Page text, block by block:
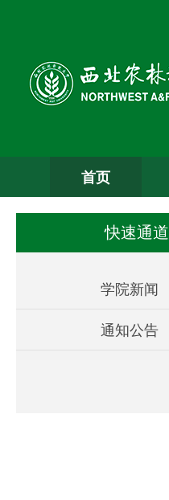
首页
快速通道
学院新闻
通知公告